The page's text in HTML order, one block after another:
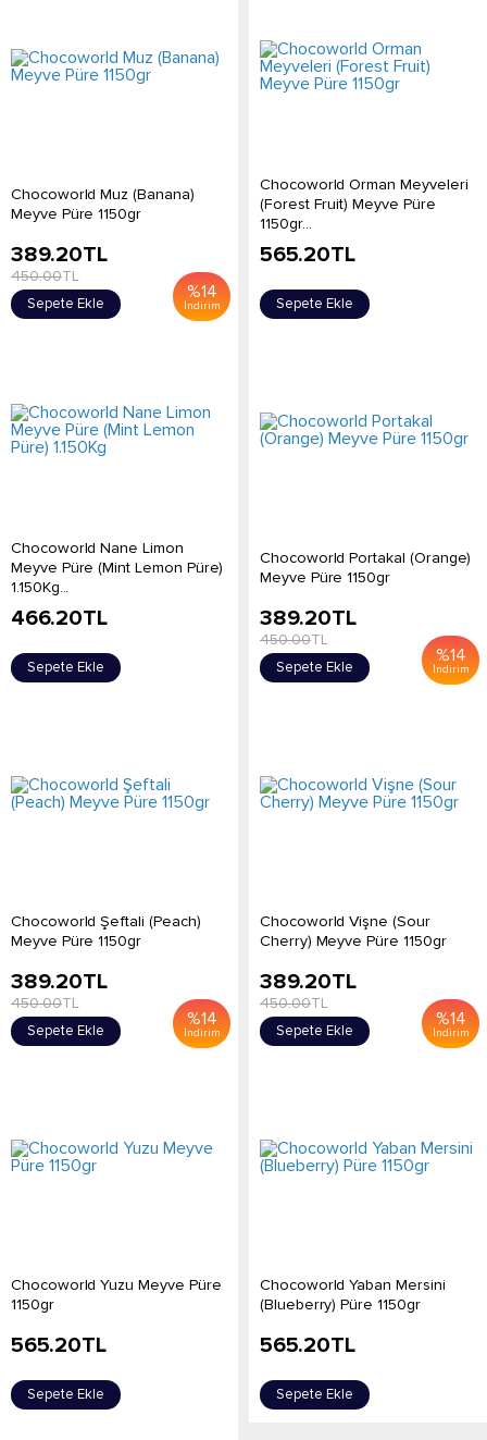
Chocoworld Muz (Banana)
Meyve Püre 1150gr
%14
İndirim
389.20TL
450.00TL
Sepete Ekle
Chocoworld Orman Meyveleri
(Forest Fruit) Meyve Püre
1150gr...
565.20TL
Sepete Ekle
Chocoworld Nane Limon
Meyve Püre (Mint Lemon Püre)
1.150Kg...
466.20TL
Sepete Ekle
Chocoworld Portakal (Orange)
Meyve Püre 1150gr
%14
İndirim
389.20TL
450.00TL
Sepete Ekle
Chocoworld Şeftali (Peach)
Meyve Püre 1150gr
%14
İndirim
389.20TL
450.00TL
Sepete Ekle
Chocoworld Vişne (Sour
Cherry) Meyve Püre 1150gr
%14
İndirim
389.20TL
450.00TL
Sepete Ekle
Chocoworld Yuzu Meyve Püre
1150gr
565.20TL
Sepete Ekle
Chocoworld Yaban Mersini
(Blueberry) Püre 1150gr
565.20TL
Sepete Ekle